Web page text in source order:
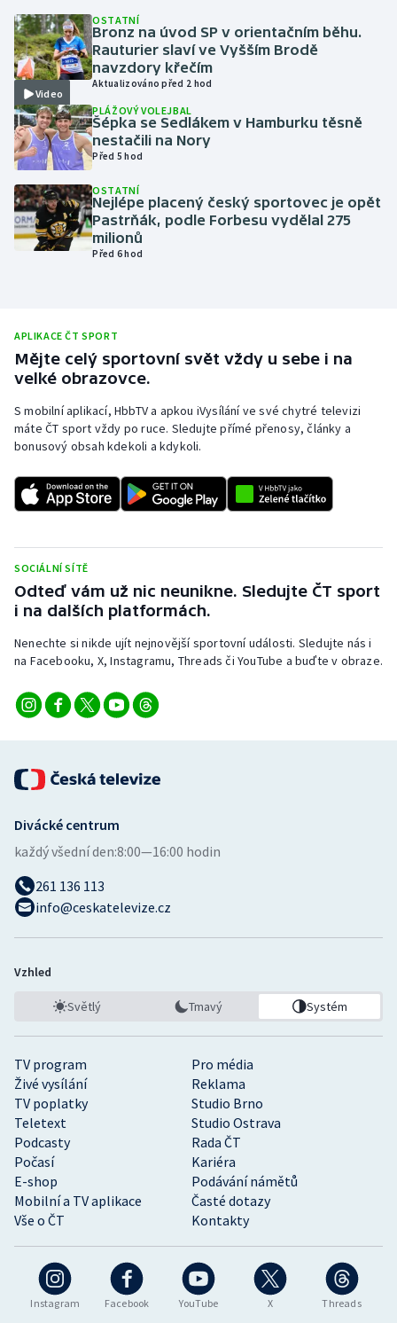
Lyže a snowboard
Moderní pětiboj
Motorsport
Olympijské hry
Parasport
Plavání
Ragby
Rychlobruslení
Rychlostní kanoistika
Short track
Sportovní střelba
Triatlon
Vodní slalom
Volejbal
Video
OSTATNÍ
Bronz na úvod SP v orientačním běhu.
Rauturier slaví ve Vyšším Brodě
navzdory křečím
Aktualizováno před 2 hod
PLÁŽOVÝ VOLEJBAL
Šépka se Sedlákem v Hamburku těsně
nestačili na Nory
Před 5 hod
OSTATNÍ
Nejlépe placený český sportovec je opět
Pastrňák, podle Forbesu vydělal 275
milionů
Před 6 hod
APLIKACE ČT SPORT
Mějte celý sportovní svět vždy u sebe i na
velké obrazovce.
S mobilní aplikací, HbbTV a apkou iVysílání ve své chytré televizi
máte ČT sport vždy po ruce. Sledujte přímé přenosy, články a
bonusový obsah kdekoli a kdykoli.
SOCIÁLNÍ SÍTĚ
Odteď vám už nic neunikne. Sledujte ČT sport
i na dalších platformách.
Nenechte si nikde ujít nejnovější sportovní události. Sledujte nás i
na Facebooku, X, Instagramu, Threads či YouTube a buďte v obraze.
Instagram Facebook YouTube X Threads
TV program
Pro média
Živé vysílání
Reklama
TV poplatky
Studio Brno
Teletext
Studio Ostrava
Podcasty
Rada ČT
Počasí
Kariéra
E-shop
Podávání námětů
Mobilní a TV aplikace
Časté dotazy
Vše o ČT
Kontakty
Divácké centrum
každý všední den:8:00—16:00 hodin
261 136 113
info@ceskatelevize.cz
Vzhled
Světlý Tmavý Systém